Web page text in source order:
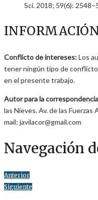
Sci. 2018; 59(6):
Conflicto de intereses:Los
tener ningún tipo de
en el presente trabajo.
Autor para la
las Nieves. Av. de las Fuerzas
mail: javilacor@gmail.com
Navegación
Anterior
Siguiente